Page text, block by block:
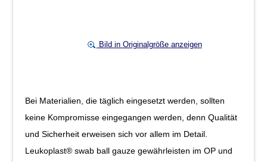
Bild in Originalgröße anzeigen
Bei Materialien, die täglich eingesetzt werden, sollten
keine Kompromisse eingegangen werden, denn Qualität
und Sicherheit erweisen sich vor allem im Detail.
Leukoplast® swab ball gauze gewährleisten im OP und